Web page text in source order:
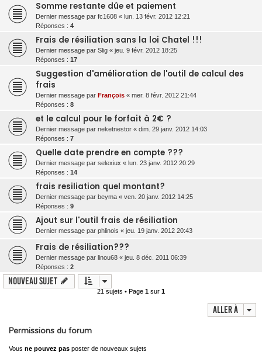
Somme restante dûe et paiement
Dernier message par fc1608 « lun. 13 févr. 2012 12:21
Réponses : 4
Frais de résiliation sans la loi Chatel !!!
Dernier message par Slig « jeu. 9 févr. 2012 18:25
Réponses : 17
Suggestion d'amélioration de l'outil de calcul des
frais
Dernier message par François « mer. 8 févr. 2012 21:44
Réponses : 8
et le calcul pour le forfait à 2€ ?
Dernier message par neketnestor « dim. 29 janv. 2012 14:03
Réponses : 7
Quelle date prendre en compte ???
Dernier message par selexiux « lun. 23 janv. 2012 20:29
Réponses : 14
frais resiliation quel montant?
Dernier message par beyma « ven. 20 janv. 2012 14:25
Réponses : 9
Ajout sur l'outil frais de résiliation
Dernier message par phlinois « jeu. 19 janv. 2012 20:43
Frais de résiliation???
Dernier message par linou68 « jeu. 8 déc. 2011 06:39
Réponses : 2
Nouveau sujet
21 sujets • Page 1 sur 1
Aller à
Permissions du forum
Vous ne pouvez pas poster de nouveaux sujets